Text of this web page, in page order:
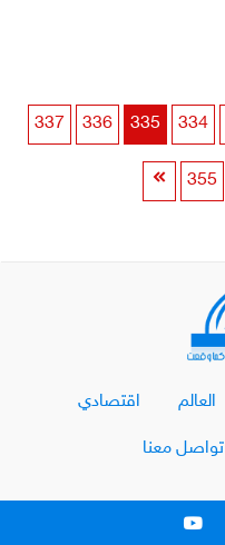
334
335
336
337
355
العالم اقتصادي
تواصل معنا